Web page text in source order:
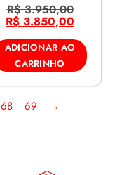
R$3.950,00
R$ 3.850,00
ADICIONAR AO
CARRINHO
68 69 →